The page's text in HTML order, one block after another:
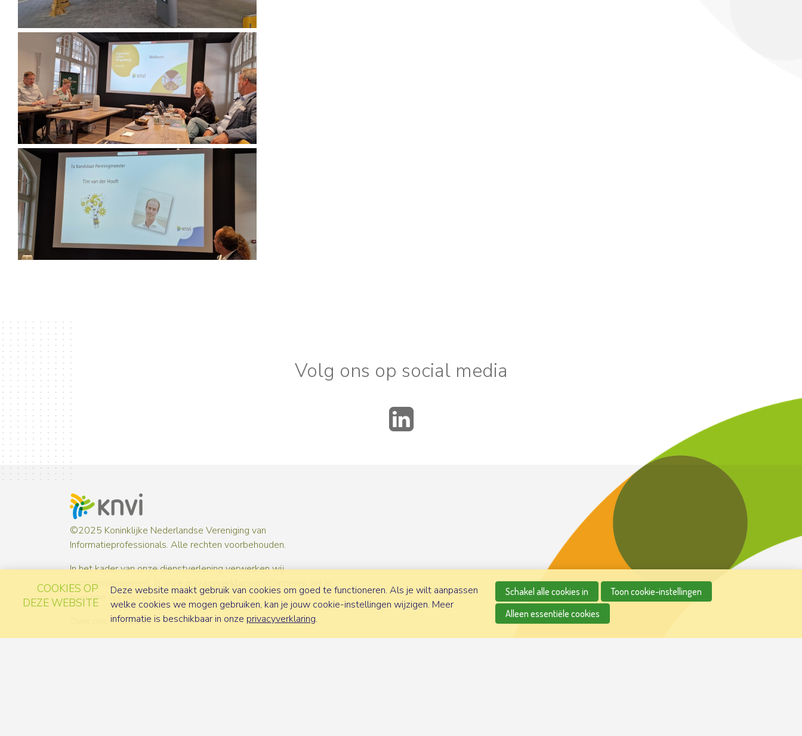
Volg ons op social media
©2025 Koninklijke Nederlandse Vereniging van
Informatieprofessionals. Alle rechten voorbehouden.
In het kader van onze dienstverlening verwerken wij
persoonsgegevens. In onze
over hoe wij met persoonsgegevens omgaan.
Contact
COOKIES OP
DEZE WEBSITE
Deze website maakt gebruik van cookies om goed te functioneren. Als je wilt aanpassen
welke cookies we mogen gebruiken, kan je jouw cookie-instellingen wijzigen. Meer
informatie is beschikbaar in onze privacyverklaring.
Schakel alle cookies in
Toon cookie-instellingen
Alleen essentiële cookies